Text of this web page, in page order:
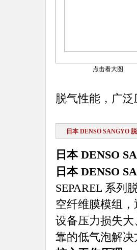
点击看大图
脱气性能，广
日本 DENSO SANGYO
日本 DENSO
日本 DENSO
SEPAREL 系列
空纤维膜模组
设备压力损失
靠的低气泡解决